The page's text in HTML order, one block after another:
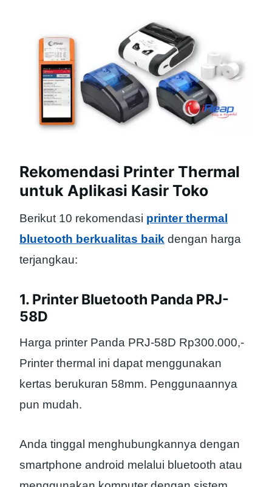
Rekomendasi Printer Thermal
untuk Aplikasi Kasir Toko
Berikut 10 rekomendasi printer thermal
bluetooth berkualitas baik dengan harga
terjangkau:
1. Printer Bluetooth Panda PRJ-
58D
Harga printer Panda PRJ-58D Rp300.000,-
Printer thermal ini dapat menggunakan
kertas berukuran 58mm. Penggunaannya
pun mudah.
Anda tinggal menghubungkannya dengan
smartphone android melalui bluetooth atau